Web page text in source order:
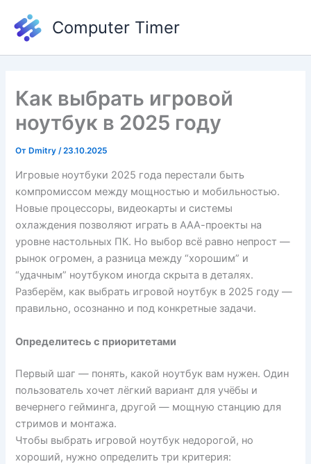
содержимому
Computer Timer
Как выбрать игровой
ноутбук в 2025 году
ОтDmitry /23.10.2025
Игровые ноутбуки 2025 года перестали быть
компромиссом между мощностью и мобильностью.
Новые процессоры, видеокарты и системы
охлаждения позволяют играть в ААА-проекты на
уровне настольных ПК. Но выбор всё равно непрост —
рынок огромен, а разница между “хорошим” и
“удачным” ноутбуком иногда скрыта в деталях.
Разберём, как выбрать игровой ноутбук в 2025 году —
правильно, осознанно и под конкретные задачи.
Определитесь с приоритетами
Первый шаг — понять, какой ноутбук вам нужен. Один
пользователь хочет лёгкий вариант для учёбы и
вечернего гейминга, другой — мощную станцию для
стримов и монтажа.
Чтобы выбрать игровой ноутбук недорогой, но
хороший, нужно определить три критерия: